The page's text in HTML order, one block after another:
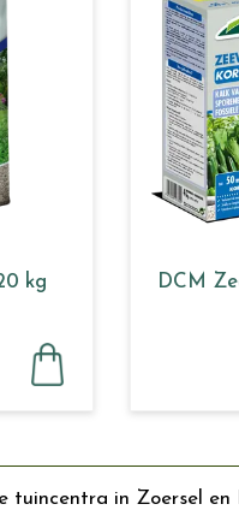
kg DCM
tuincentra in Zoersel en